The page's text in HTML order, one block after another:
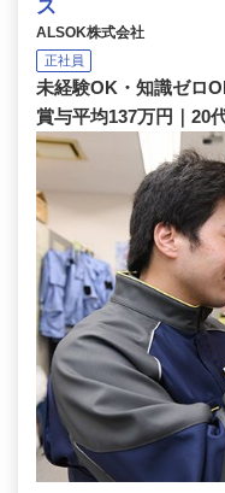
ス
ALSOK株式会社
正社員
未経験OK・知識ゼロ
賞与平均137万円｜20